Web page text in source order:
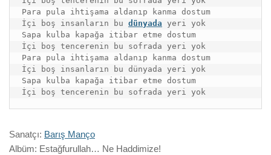
Para pula ihtişama aldanıp kanma dostum
İçi boş insanların bu dünyada yeri yok
Sapa kulba kapağa itibar etme dostum
İçi boş tencerenin bu sofrada yeri yok
Para pula ihtişama aldanıp kanma dostum
İçi boş insanların bu dünyada yeri yok
Sapa kulba kapağa itibar etme dostum
Sanatçı: Barış Manço
Albüm: Estağfurullah… Ne Haddimize!